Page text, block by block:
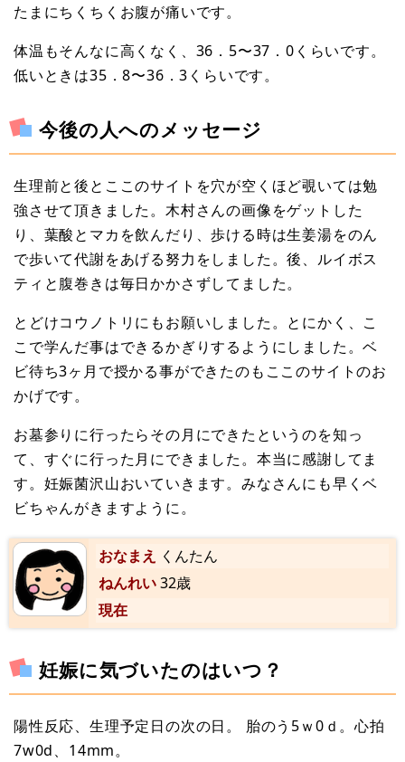
たまにちくちくお腹が痛いです。
体温もそんなに高くなく、36．5〜37．0くらいです。
低いときは35．8〜36．3くらいです。
今後の人へのメッセージ
生理前と後とここのサイトを穴が空くほど覗いては勉
強させて頂きました。木村さんの画像をゲットした
り、葉酸とマカを飲んだり、歩ける時は生姜湯をのん
で歩いて代謝をあげる努力をしました。後、ルイボス
ティと腹巻きは毎日かかさずしてました。
とどけコウノトリにもお願いしました。とにかく、こ
こで学んだ事はできるかぎりするようにしました。ベ
ビ待ち3ヶ月で授かる事ができたのもここのサイトのお
かげです。
お墓参りに行ったらその月にできたというのを知っ
て、すぐに行った月にできました。本当に感謝してま
す。妊娠菌沢山おいていきます。みなさんにも早くベ
ビちゃんがきますように。
おなまえ くんたん
ねんれい32歳
現在
妊娠に気づいたのはいつ？
陽性反応、生理予定日の次の日。 胎のう5ｗ0ｄ。心拍
7w0d、14mm。